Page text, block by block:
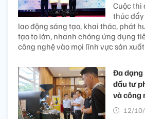
Cuộc thi
thúc
lao động sáng tạo, khai thác, phát
tạo to lớn, nhanh chóng ứng dụng
công nghệ vào mọi lĩnh vực sản
Đa dạng
đầu tư
và công
12/